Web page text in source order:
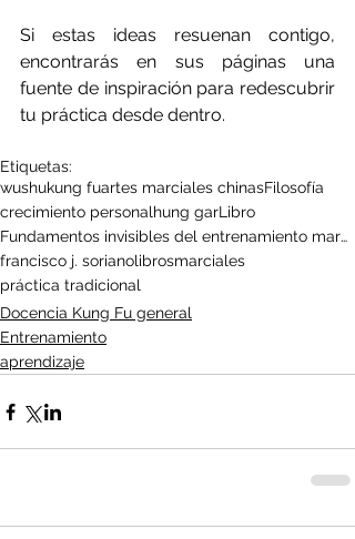
Si estas ideas resuenan contigo,
encontrarás en sus páginas una
fuente de inspiración para redescubrir
tu práctica desde dentro.
Etiquetas:
wushukung fuartes marciales chinasFilosofía
crecimiento personalhung garLibro
Fundamentos invisibles del entrenamiento marcial
francisco j. sorianolibrosmarciales
práctica tradicional
Docencia Kung Fu general
Entrenamiento
aprendizaje